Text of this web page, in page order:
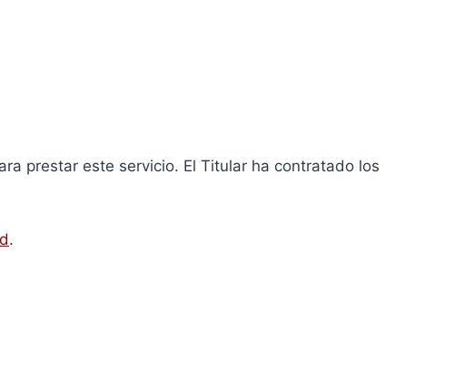
prestar este servicio. El Titular ha contratado los
.